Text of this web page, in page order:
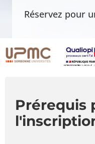
Réservez pour
Prérequis